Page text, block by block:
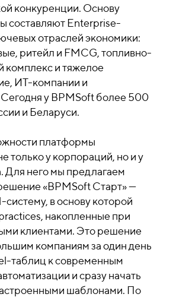
конкуренции. Основу
составляют Enterprise-
отраслей экономики:
ритейл и FMCG, топливно-
комплекс и тяжелое
ИТ-компании и
у BPMSoft более 500
и Беларуси.
платформы
только у корпораций, но и у
Для него мы предлагаем
«BPMSoft Старт» —
в основу которой
накопленные при
клиентами. Это решение
компаниям за один день
таблиц к современным
и сразу начать
шаблонами. По